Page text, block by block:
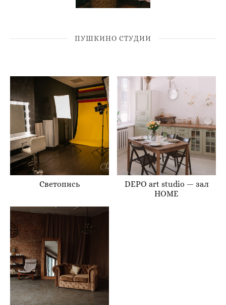
ПУШКИНО СТУДИИ
Светопись
DEPO art studio — зал
НОМЕ